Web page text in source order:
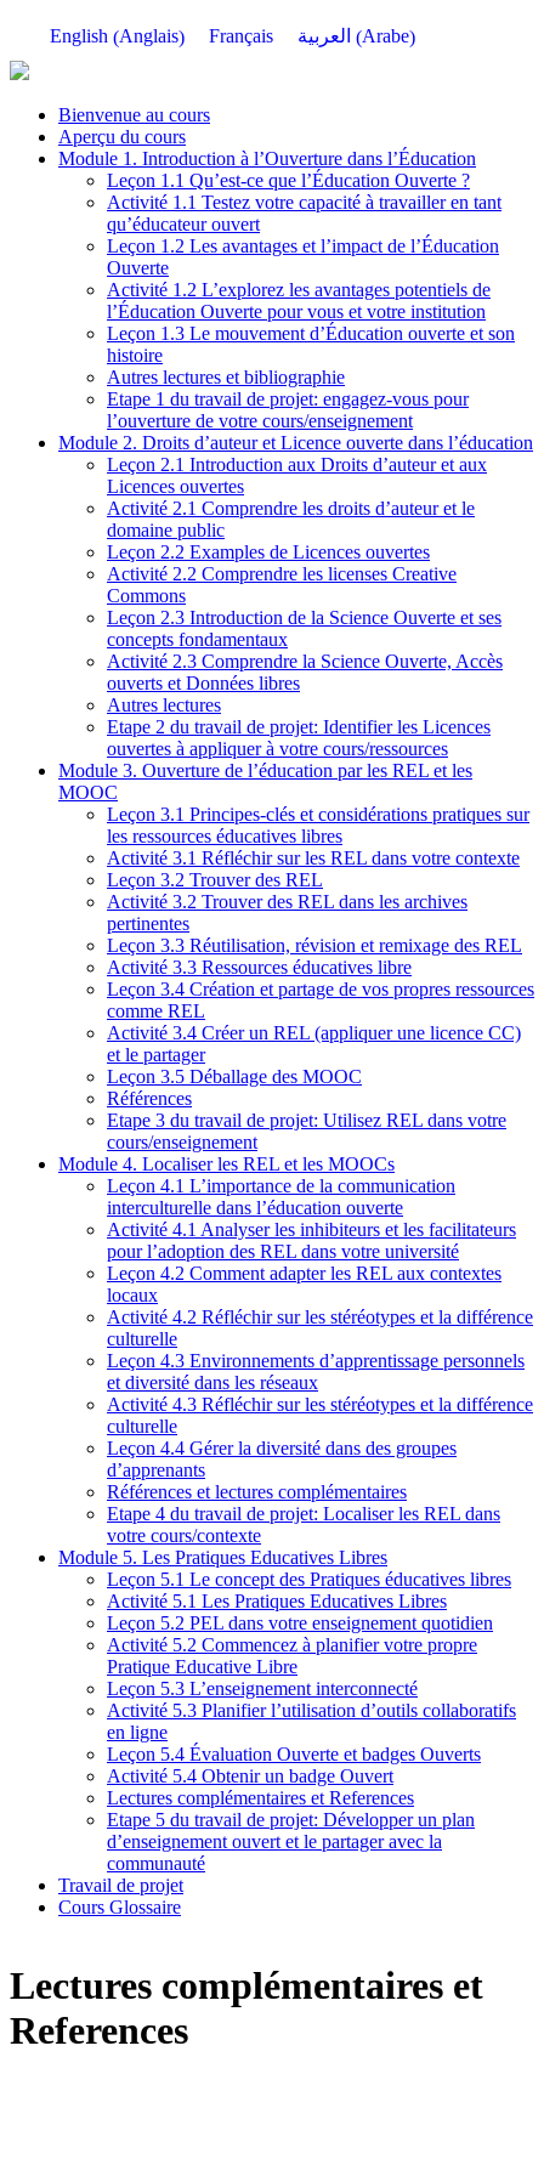
English (Anglais) Français العربية (Arabe)
Bienvenue au cours
Aperçu du cours
Module 1. Introduction à l’Ouverture dans l’Éducation
Leçon 1.1 Qu’est-ce que l’Éducation Ouverte ?
Activité 1.1 Testez votre capacité à travailler en tant
qu’éducateur ouvert
Leçon 1.2 Les avantages et l’impact de l’Éducation
Ouverte
Activité 1.2 L’explorez les avantages potentiels de
l’Éducation Ouverte pour vous et votre institution
Leçon 1.3 Le mouvement d’Éducation ouverte et son
histoire
Autres lectures et bibliographie
Etape 1 du travail de projet: engagez-vous pour
l’ouverture de votre cours/enseignement
Module 2. Droits d’auteur et Licence ouverte dans l’éducation
Leçon 2.1 Introduction aux Droits d’auteur et aux
Licences ouvertes
Activité 2.1 Comprendre les droits d’auteur et le
domaine public
Leçon 2.2 Examples de Licences ouvertes
Activité 2.2 Comprendre les licenses Creative
Commons
Leçon 2.3 Introduction de la Science Ouverte et ses
concepts fondamentaux
Activité 2.3 Comprendre la Science Ouverte, Accès
ouverts et Données libres
Autres lectures
Etape 2 du travail de projet: Identifier les Licences
ouvertes à appliquer à votre cours/ressources
Module 3. Ouverture de l’éducation par les REL et les
MOOC
Leçon 3.1 Principes-clés et considérations pratiques sur
les ressources éducatives libres
Activité 3.1 Réfléchir sur les REL dans votre contexte
Leçon 3.2 Trouver des REL
Activité 3.2 Trouver des REL dans les archives
pertinentes
Leçon 3.3 Réutilisation, révision et remixage des REL
Activité 3.3 Ressources éducatives libre
Leçon 3.4 Création et partage de vos propres ressources
comme REL
Activité 3.4 Créer un REL (appliquer une licence CC)
et le partager
Leçon 3.5 Déballage des MOOC
Références
Etape 3 du travail de projet: Utilisez REL dans votre
cours/enseignement
Module 4. Localiser les REL et les MOOCs
Leçon 4.1 L’importance de la communication
interculturelle dans l’éducation ouverte
Activité 4.1 Analyser les inhibiteurs et les facilitateurs
pour l’adoption des REL dans votre université
Leçon 4.2 Comment adapter les REL aux contextes
locaux
Activité 4.2 Réfléchir sur les stéréotypes et la différence
culturelle
Leçon 4.3 Environnements d’apprentissage personnels
et diversité dans les réseaux
Activité 4.3 Réfléchir sur les stéréotypes et la différence
culturelle
Leçon 4.4 Gérer la diversité dans des groupes
d’apprenants
Références et lectures complémentaires
Etape 4 du travail de projet: Localiser les REL dans
votre cours/contexte
Module 5. Les Pratiques Educatives Libres
Leçon 5.1 Le concept des Pratiques éducatives libres
Activité 5.1 Les Pratiques Educatives Libres
Leçon 5.2 PEL dans votre enseignement quotidien
Activité 5.2 Commencez à planifier votre propre
Pratique Educative Libre
Leçon 5.3 L’enseignement interconnecté
Activité 5.3 Planifier l’utilisation d’outils collaboratifs
en ligne
Leçon 5.4 Évaluation Ouverte et badges Ouverts
Activité 5.4 Obtenir un badge Ouvert
Lectures complémentaires et References
Etape 5 du travail de projet: Développer un plan
d’enseignement ouvert et le partager avec la
communauté
Travail de projet
Cours Glossaire
Lectures complémentaires et
References